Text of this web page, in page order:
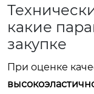
какие
закупке
При оценке